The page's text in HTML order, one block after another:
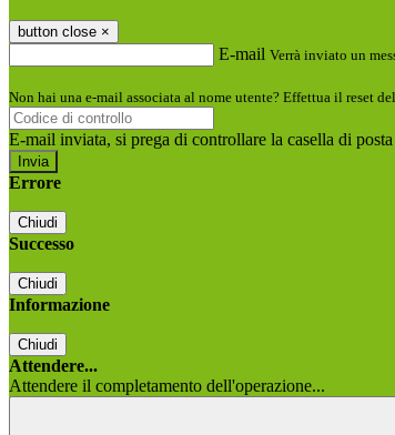
button close ×
E-mail Verrà inviato un
Non hai una e-mail associata al nome utente? Effettua il reset
E-mail inviata, si prega di controllare la casella di
Errore
Chiudi
Successo
Chiudi
Informazione
Chiudi
Attendere...
Attendere il completamento dell'operazione...